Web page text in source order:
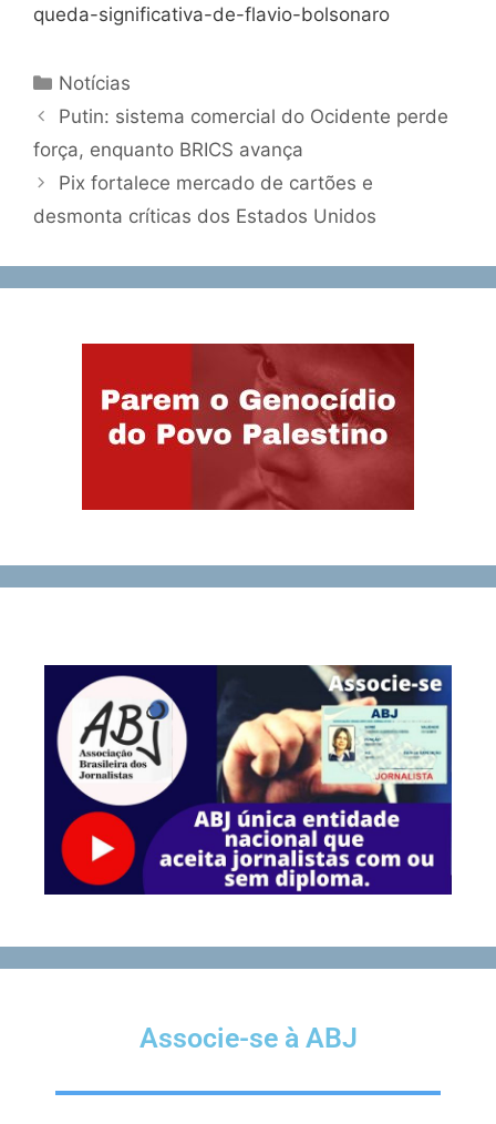
queda-significativa-de-flavio-bolsonaro
Notícias
Putin: sistema comercial do Ocidente perde
força, enquanto BRICS avança
Pix fortalece mercado de cartões e
desmonta críticas dos Estados Unidos
Associe-se à ABJ